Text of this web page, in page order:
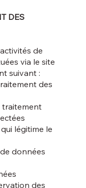
DES
de
via le site
suivant :
des
traitement
légitime le
données
des